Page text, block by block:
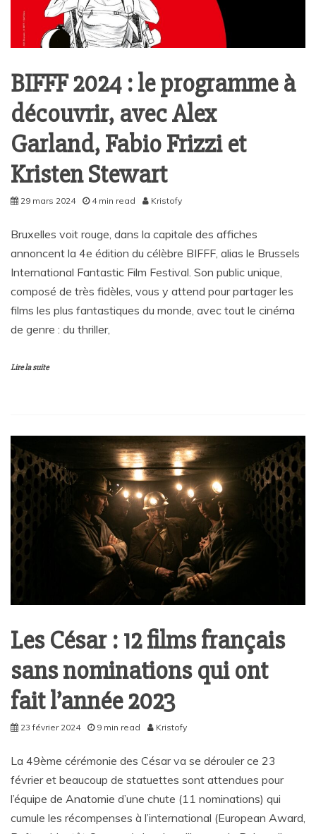
BIFFF 2024 : le programme à
découvrir, avec Alex
Garland, Fabio Frizzi et
Kristen Stewart
29 mars 2024 4 min read Kristofy
Bruxelles voit rouge, dans la capitale des affiches
annoncent la 4e édition du célèbre BIFFF, alias le Brussels
International Fantastic Film Festival. Son public unique,
composé de très fidèles, vous y attend pour partager les
films les plus fantastiques du monde, avec tout le cinéma
de genre : du thriller,
Lire la suite
Les César : 12 films français
sans nominations qui ont
fait l’année 2023
23 février 2024 9 min read Kristofy
La 49ème cérémonie des César va se dérouler ce 23
février et beaucoup de statuettes sont attendues pour
l’équipe de Anatomie d’une chute (11 nominations) qui
cumule les récompenses à l’international (European Award,